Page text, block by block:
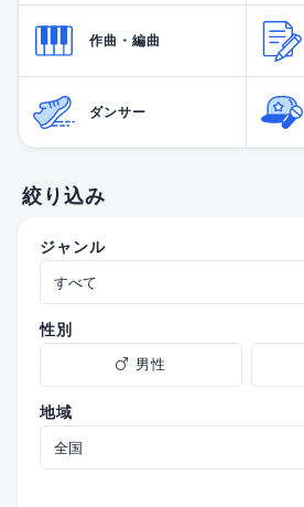
作曲・編曲
ダンサー
絞り込み
ジャンル
性別
男性
地域